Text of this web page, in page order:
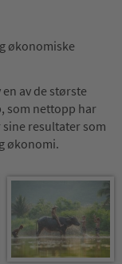
økonomiske
en av de største
som nettopp har
resultater som
økonomi.